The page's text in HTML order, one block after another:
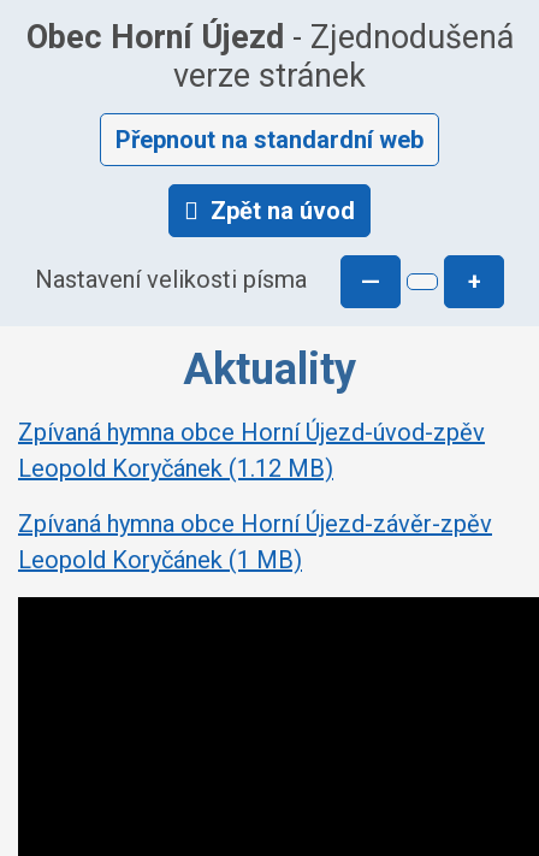
Obec Horní Újezd - Zjednodušená
verze stránek
Přepnout na standardní web
Zpět na úvod
Nastavení velikosti písma — +
Aktuality
Zpívaná hymna obce Horní Újezd-úvod-zpěv
Leopold Koryčánek (1.12 MB)
Zpívaná hymna obce Horní Újezd-závěr-zpěv
Leopold Koryčánek (1 MB)